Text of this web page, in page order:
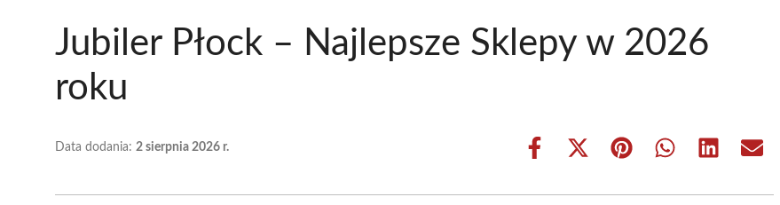
Jubiler Płock – Najlepsze Sklepy w 2026
roku
Data dodania: 2 sierpnia 2026 r.
Share
Share
(Twitter)
Share Share Share Share